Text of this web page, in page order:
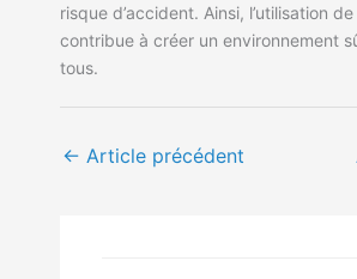
risque d’accident. Ainsi, l’utilisation
contribue à créer un environnement
tous.
← Article précédent